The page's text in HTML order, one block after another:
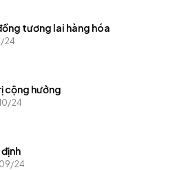
tương lai hàng hóa
24
cộng hưởng
24
định
24